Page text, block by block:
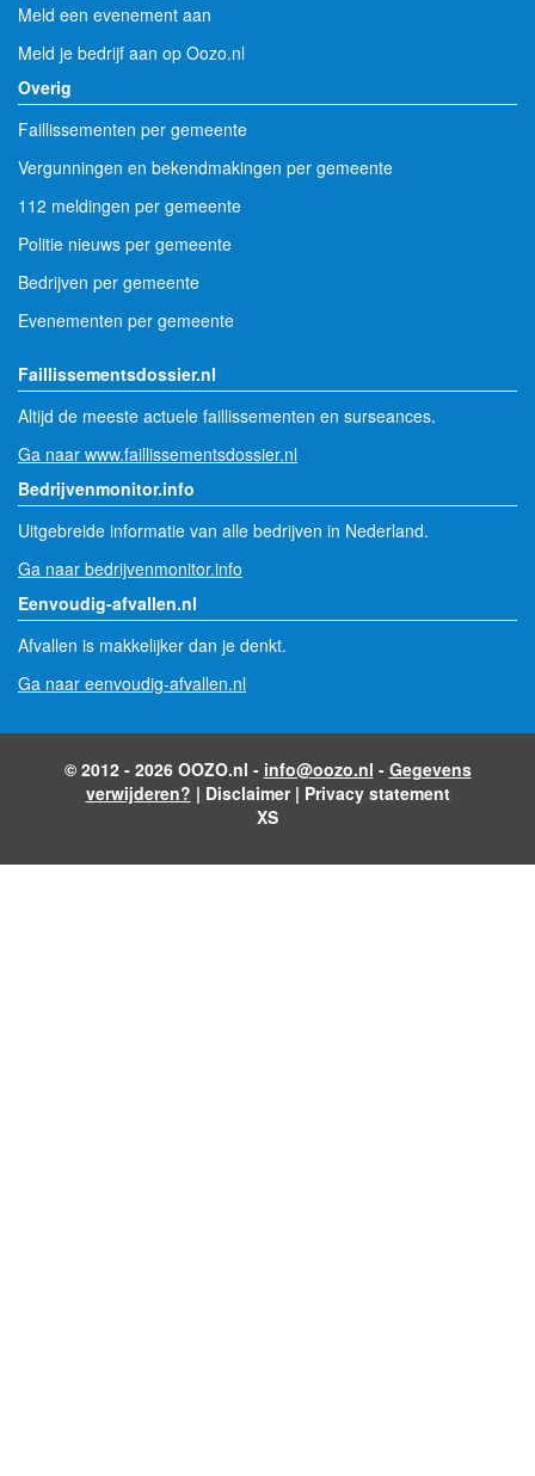
Meld een evenement aan
Meld je bedrijf aan op Oozo.nl
Overig
Faillissementen per gemeente
Vergunningen en bekendmakingen per gemeente
112 meldingen per gemeente
Politie nieuws per gemeente
Bedrijven per gemeente
Evenementen per gemeente
Faillissementsdossier.nl
Altijd de meeste actuele faillissementen en surseances.
Ga naar www.faillissementsdossier.nl
Bedrijvenmonitor.info
Uitgebreide informatie van alle bedrijven in Nederland.
Ga naar bedrijvenmonitor.info
Eenvoudig-afvallen.nl
Afvallen is makkelijker dan je denkt.
Ga naar eenvoudig-afvallen.nl
© 2012 - 2026 OOZO.nl - info@oozo.nl - Gegevens
verwijderen? | Disclaimer| Privacy statement
XS